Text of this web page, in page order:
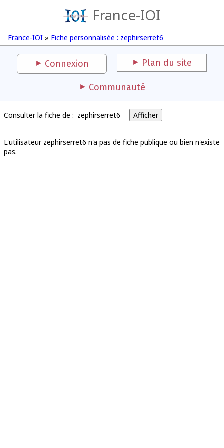
France-IOI
France-IOI » Fiche personnalisée : zephirserret6
Connexion Plan du site
Communauté
Consulter la fiche de :
L'utilisateur zephirserret6 n'a pas de fiche publique ou bien n'existe
pas.